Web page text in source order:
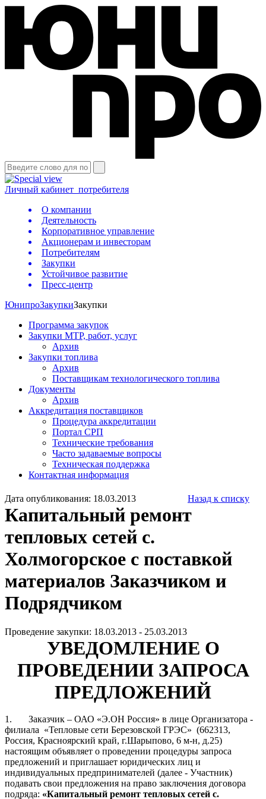
Личный кабинет потребителя
О компании
Деятельность
Корпоративное управление
Акционерам и инвесторам
Потребителям
Закупки
Устойчивое развитие
Пресс-центр
ЮнипроЗакупкиЗакупки
Программа закупок
Закупки МТР, работ, услуг
Архив
Закупки топлива
Архив
Поставщикам технологического топлива
Документы
Архив
Аккредитация поставщиков
Процедура аккредитации
Портал СРП
Технические требования
Часто задаваемые вопросы
Техническая поддержка
Контактная информация
Дата опубликования: 18.03.2013 Назад к списку
Капитальный ремонт
тепловых сетей с.
Холмогорское с поставкой
материалов Заказчиком и
Подрядчиком
Проведение закупки: 18.03.2013 - 25.03.2013
УВЕДОМЛЕНИЕ О
ПРОВЕДЕНИИ ЗАПРОСА
ПРЕДЛОЖЕНИЙ
1.
Заказчик – ОАО «Э.ОН Россия» в лице Организатора -
филиала «Тепловые сети Березовской ГРЭС» (662313,
Россия, Красноярский край, г.Шарыпово, 6 м-н, д.25)
настоящим объявляет о проведении процедуры запроса
предложений и приглашает юридических лиц и
индивидуальных предпринимателей (далее - Участник)
подавать свои предложения на право заключения договора
подряда: «Капитальный ремонт тепловых сетей с.